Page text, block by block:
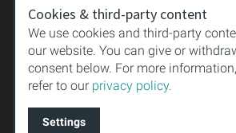
WISSEN
Cookies & third-party content
We use cookies and third-party
our website. You can give or
consent below. For more
refer to our privacy policy.
Settings